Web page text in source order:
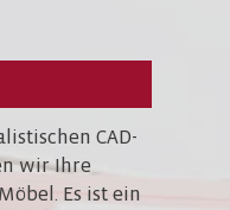
CAD-
wir Ihre
Es ist ein